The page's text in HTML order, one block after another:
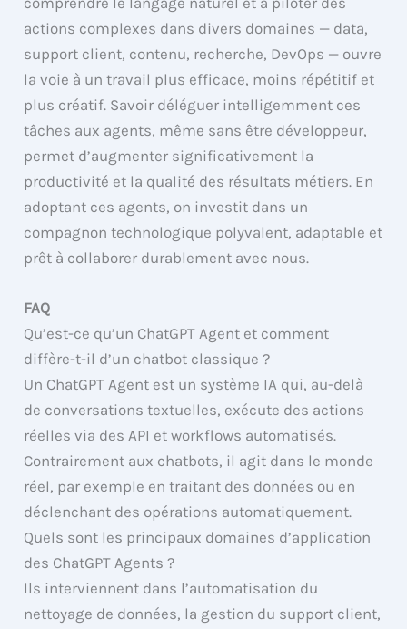
actions complexes dans divers domaines — data,
support client, contenu, recherche, DevOps — ouvre
la voie à un travail plus efficace, moins répétitif et
plus créatif. Savoir déléguer intelligemment ces
tâches aux agents, même sans être développeur,
permet d’augmenter significativement la
productivité et la qualité des résultats métiers. En
adoptant ces agents, on investit dans un
compagnon technologique polyvalent, adaptable et
prêt à collaborer durablement avec nous.
FAQ
Qu’est-ce qu’un ChatGPT Agent et comment
diffère-t-il d’un chatbot classique ?
Un ChatGPT Agent est un système IA qui, au-delà
de conversations textuelles, exécute des actions
réelles via des API et workflows automatisés.
Contrairement aux chatbots, il agit dans le monde
réel, par exemple en traitant des données ou en
déclenchant des opérations automatiquement.
Quels sont les principaux domaines d’application
des ChatGPT Agents ?
Ils interviennent dans l’automatisation du
nettoyage de données, la gestion du support client,